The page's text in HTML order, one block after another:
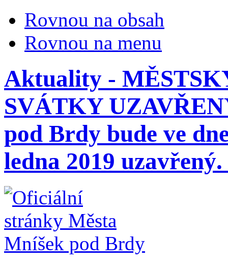
Rovnou na obsah
Rovnou na menu
Aktuality -
SVÁTKY
pod Brdy bude ve
ledna 2019